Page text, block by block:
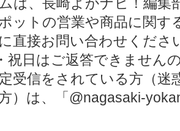
ットの営業や商品に関す
直接お問い合わせくださ
祝日はご返答できません
受信をされている方（迷
）は、「@nagasaki-